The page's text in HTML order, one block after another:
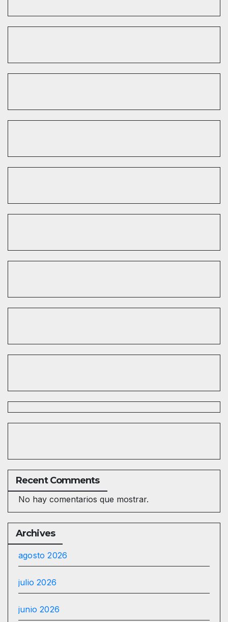
Recent Comments
No hay comentarios que mostrar.
Archives
agosto 2026
julio 2026
junio 2026